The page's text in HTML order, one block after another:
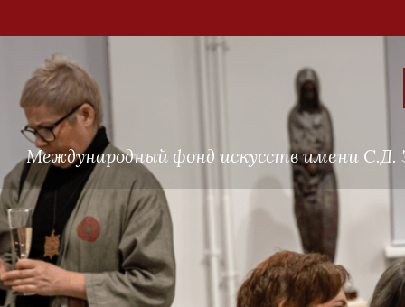
Международный фонд искусств имени С.Д.